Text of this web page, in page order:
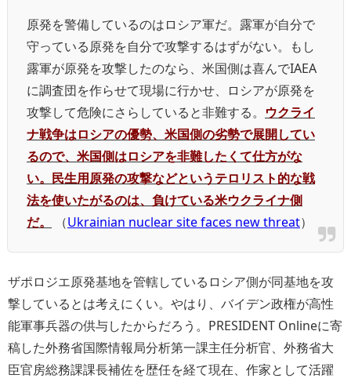
原発を警備しているのはロシア軍だ。露軍が自分で
守っている原発を自分で攻撃するはずがない。もし
露軍が原発を攻撃したのなら、米国側は喜んでIAEA
に調査団を作らせて現場に行かせ、ロシアが原発を
攻撃して危険にさらしていると非難する。 ウクライ
ナ戦争はロシアの優勢、米国側の劣勢で展開してい
るので、米国側はロシアを非難したくて仕方がな
い。民生用原発の攻撃などというテロリスト的な戦
法を使いたがるのは、負けている米ウクライナ側
だ。
（Ukrainian nuclear site faces new threat）
ザポロジエ原発基地を管轄しているロシア側が同基地を攻
撃しているとは考えにくい。やはり、バイデン政権が高性
能軍事兵器の供与したからだろう。PRESIDENT Onlineに寄
稿した外務省国際情報局分析第一課主任分析官、外務省大
臣官房総務課課長補佐を歴任を経て現在、作家として活躍